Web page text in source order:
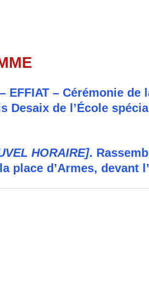
– EFFIAT – Cérémonie de
Desaix de l’École
HORAIRE].
place d’Armes, devant